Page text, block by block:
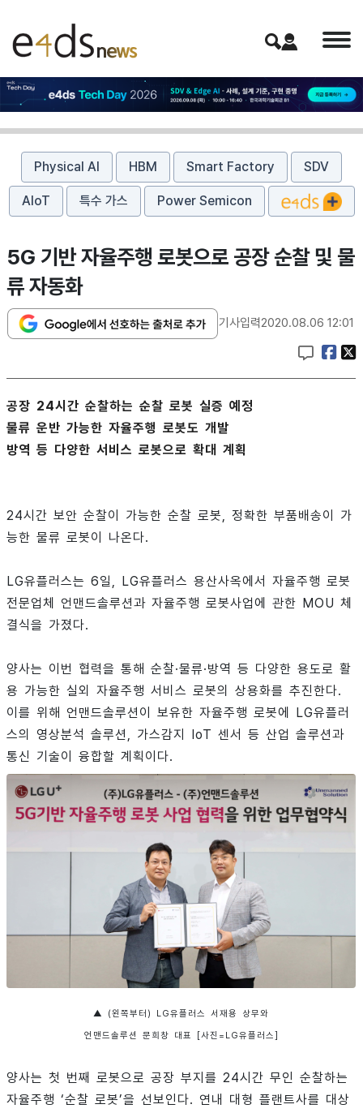
Physical AI HBM Smart Factory SDV
AIoT 특수 가스 Power Semicon
5G 기반 자율주행 로봇으로 공장 순찰 및 물
류 자동화
기사입력2020.08.06 12:01
공장 24시간 순찰하는 순찰 로봇 실증 예정
물류 운반 가능한 자율주행 로봇도 개발
방역 등 다양한 서비스 로봇으로 확대 계획
24시간 보안 순찰이 가능한 순찰 로봇, 정확한 부품배송이 가
능한 물류 로봇이 나온다.
LG유플러스는 6일, LG유플러스 용산사옥에서 자율주행 로봇
전문업체 언맨드솔루션과 자율주행 로봇사업에 관한 MOU 체
결식을 가졌다.
양사는 이번 협력을 통해 순찰·물류·방역 등 다양한 용도로 활
용 가능한 실외 자율주행 서비스 로봇의 상용화를 추진한다.
이를 위해 언맨드솔루션이 보유한 자율주행 로봇에 LG유플러
스의 영상분석 솔루션, 가스감지 IoT 센서 등 산업 솔루션과
통신 기술이 융합할 계획이다.
▲ (왼쪽부터) LG유플러스 서재용 상무와
언맨드솔루션 문희창 대표 [사진=LG유플러스]
양사는 첫 번째 로봇으로 공장 부지를 24시간 무인 순찰하는
자율주행 ‘순찰 로봇’을 선보인다. 연내 대형 플랜트사를 대상